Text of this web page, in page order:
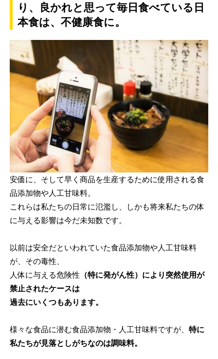
り、良かれと思って毎日食べている日
本食は、不健康食に。
安価に、そして早く商品を生産するために使用される食
品添加物や人工甘味料。
これらは私たちの日常に氾濫し、しかも将来私たちの体
に与える影響は今だ未知数です。
以前は安全だといわれていた食品添加物や人工甘味料
が、その毒性、
人体に与える危険性 （特に発がん性）により突然使用が
禁止されたケースは
過去にいくつもあります。
様々な食品に潜む食品添加物・人工甘味料ですが、 特に
私たちが見落としがちなのは調味料。